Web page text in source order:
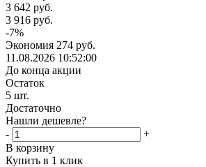
3 642 руб.
3 916 руб.
-7%
Экономия 274 руб.
11.08.2026 10:52:00
До конца акции
Остаток
5 шт.
Достаточно
Нашли дешевле?
-
+
В корзину
Купить в 1 клик